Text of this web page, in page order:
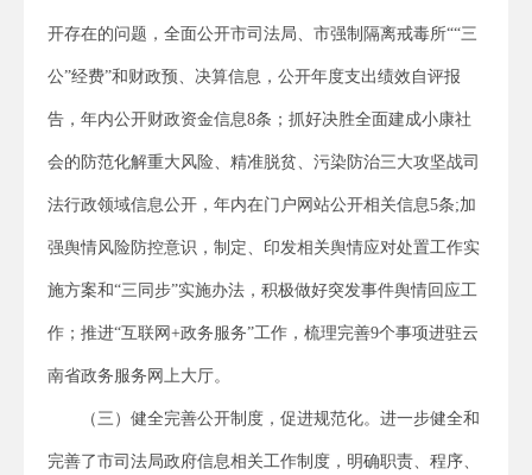
开存在的问题，全面公开市司法局、市强制隔离戒毒所““三
公”经费”和财政预、决算信息，公开年度支出绩效自评报
告，年内公开财政资金信息8条；抓好决胜全面建成小康社
会的防范化解重大风险、精准脱贫、污染防治三大攻坚战司
法行政领域信息公开，年内在门户网站公开相关信息5条;加
强舆情风险防控意识，制定、印发相关舆情应对处置工作实
施方案和“三同步”实施办法，积极做好突发事件舆情回应工
作；推进“互联网+政务服务”工作，梳理完善9个事项进驻云
南省政务服务网上大厅。
（三）健全完善公开制度，促进规范化。进一步健全和
完善了市司法局政府信息相关工作制度，明确职责、程序、